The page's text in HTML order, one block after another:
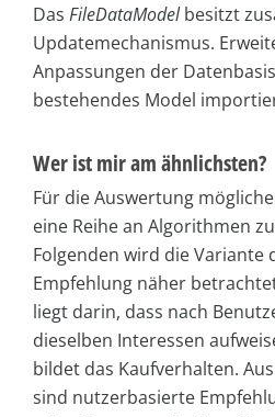
Das FileDataModel besitzt
Updatemechanismus.
Anpassungen der
bestehendes Model
Wer ist mir am ähnlichsten?
Für die Auswertung
eine Reihe an Algorithmen
Folgenden wird die
Empfehlung näher
liegt darin, dass nach
dieselben Interessen
bildet das Kaufverhalten.
sind nutzerbasierte